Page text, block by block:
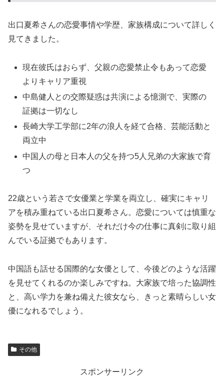
出口夏希さんの恋愛事情や学歴、家族構成について詳しく
見てきました。
現在彼氏はおらず、父親の恋愛禁止令もあって恋愛
よりキャリア重視
中島健人との交際疑惑は共演による憶測で、実際の
証拠は一切なし
長崎大学工学部に2年の浪人を経て合格、芸能活動と
両立中
中国人の母と日本人の父を持つ5人兄弟の大家族で育
つ
22歳という若さで女優業と学業を両立し、確実にキャリ
アを積み重ねている出口夏希さん。恋愛については慎重な
姿勢を見せていますが、それだけ今の仕事に真剣に取り組
んでいる証拠でもあります。
中国語も話せる国際的な女優として、今後どのような活躍
を見せてくれるのか楽しみですね。大家族で培った協調性
と、高い学力を兼ね備えた彼女なら、きっと素晴らしい女
優になれるでしょう。
その他
スポンサーリンク